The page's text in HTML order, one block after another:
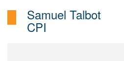
Samuel Talbot
CPI